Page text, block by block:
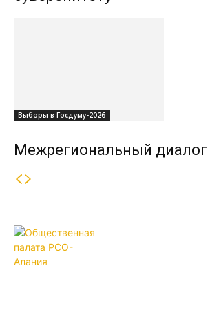
Выборы в Госдуму-2026
Межрегиональный диалог